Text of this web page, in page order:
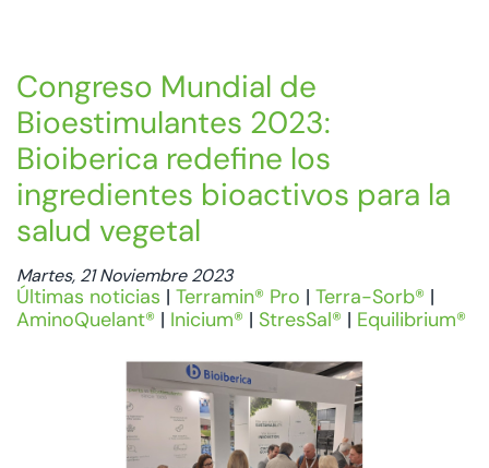
Congreso Mundial de
Bioestimulantes 2023:
Bioiberica redefine los
ingredientes bioactivos para la
salud vegetal
Martes, 21 Noviembre 2023
Últimas noticias | Terramin® Pro | Terra-Sorb® |
AminoQuelant® | Inicium® | StresSal® | Equilibrium®